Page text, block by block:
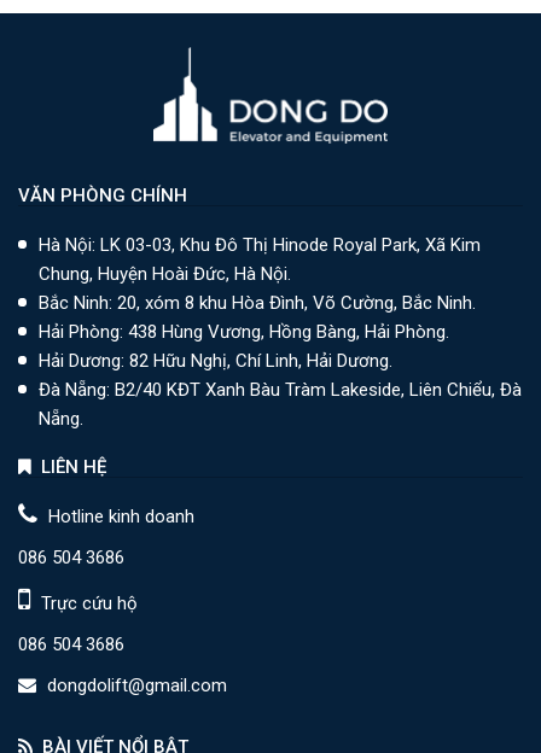
VĂN PHÒNG CHÍNH
Hà Nội: LK 03-03, Khu Đô Thị Hinode Royal Park, Xã Kim
Chung, Huyện Hoài Đức, Hà Nội.
Bắc Ninh: 20, xóm 8 khu Hòa Đình, Võ Cường, Bắc Ninh.
Hải Phòng: 438 Hùng Vương, Hồng Bàng, Hải Phòng.
Hải Dương: 82 Hữu Nghị, Chí Linh, Hải Dương.
Đà Nẵng: B2/40 KĐT Xanh Bàu Tràm Lakeside, Liên Chiểu, Đà
Nẵng.
LIÊN HỆ
Hotline kinh doanh
086 504 3686
Trực cứu hộ
086 504 3686
dongdolift@gmail.com
BÀI VIẾT NỔI BẬT